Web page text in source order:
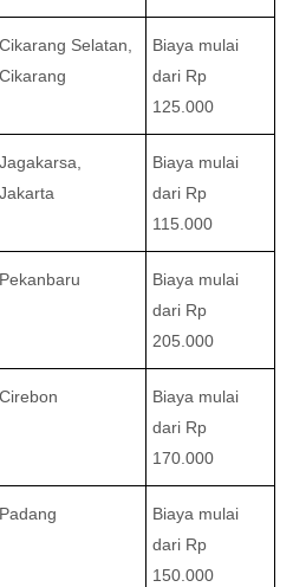
Cikarang Selatan,
Cikarang
Biaya mulai
dari Rp
125.000
Jagakarsa,
Jakarta
Biaya mulai
dari Rp
115.000
Pekanbaru
Biaya mulai
dari Rp
205.000
Cirebon
Biaya mulai
dari Rp
170.000
Padang
Biaya mulai
dari Rp
150.000